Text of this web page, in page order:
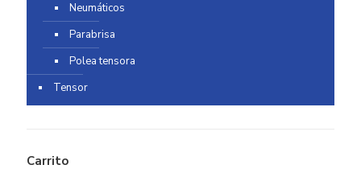
Neumáticos
Parabrisa
Polea tensora
Tensor
Carrito